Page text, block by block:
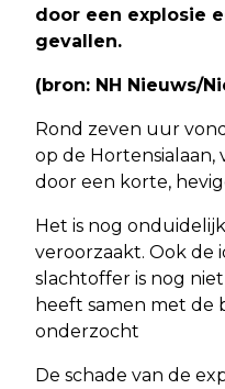
door een explosie
gevallen.
(bron: NH Nieuws/
Rond zeven uur
op de
door een korte,
Het is nog
veroorzaakt. Ook de
slachtoffer is nog
heeft samen met de
onderzocht
De schade van de